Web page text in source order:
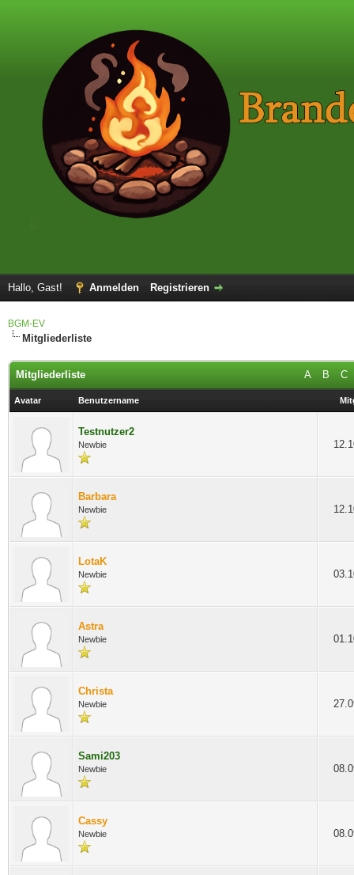
Hallo, Gast! Anmelden Registrieren
BGM-EV
Mitgliederliste
A B C
Mitgliederliste
Avatar Benutzername
Testnutzer2
Newbie
Barbara
Newbie
LotaK
Newbie
Astra
Newbie
Christa
Newbie
Sami203
Newbie
Cassy
Newbie